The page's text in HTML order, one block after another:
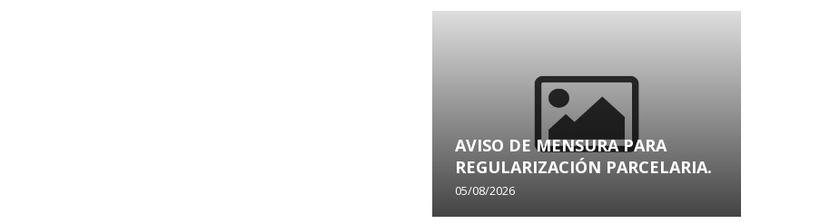
AVISO DE MENSURA PARA
REGULARIZACIÓN PARCELARIA.
05/08/2026